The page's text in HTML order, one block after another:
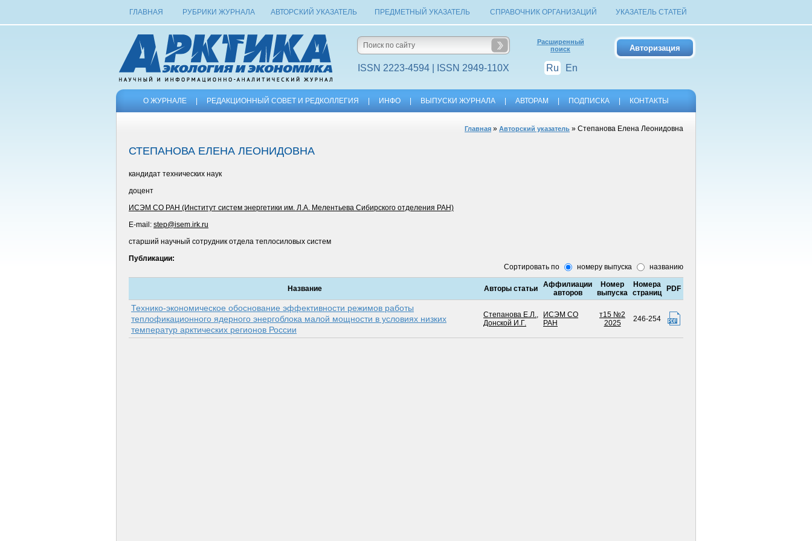
ГЛАВНАЯ РУБРИКИ ЖУРНАЛА АВТОРСКИЙ УКАЗАТЕЛЬ ПРЕДМЕТНЫЙ УКАЗАТЕЛЬ СПРАВОЧНИК ОРГАНИЗАЦИЙ УКАЗАТЕЛЬ СТАТЕЙ
ISSN 2223-4594 | ISSN 2949-110X
Расширенный
поиск
Ru En
О ЖУРНАЛЕ РЕДАКЦИОННЫЙ СОВЕТ И РЕДКОЛЛЕГИЯ ИНФО ВЫПУСКИ ЖУРНАЛА АВТОРАМ ПОДПИСКА КОНТАКТЫ
Главная » Авторский указатель » Степанова Елена Леонидовна
СТЕПАНОВА ЕЛЕНА ЛЕОНИДОВНА
кандидат технических наук
доцент
ИСЭМ СО РАН (Институт систем энергетики им. Л.А. Мелентьева Сибирского отделения РАН)
E-mail: step@isem.irk.ru
старший научный сотрудник отдела теплосиловых систем
Публикации:
Сортировать по
номеру выпуска названию
Название Авторы статьи
Аффилиации
авторов
Номер
выпуска
Номера
страниц
PDF
Технико-экономическое обоснование эффективности режимов работы
теплофикационного ядерного энергоблока малой мощности в условиях низких
температур арк­тических регионов России
Степанова Е.Л.,
Донской И.Г.
ИСЭМ СО
РАН
т15 №2
2025
246-254